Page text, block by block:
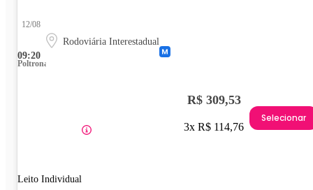
09:20
12/08
Rodoviária Interestadual
Poltrona
Leito Individual
R$ 309,53
3x R$ 114,76
Selecionar